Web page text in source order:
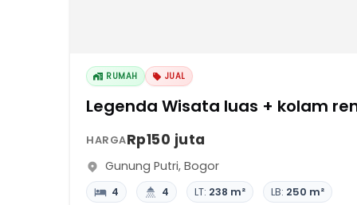
RUMAH JUAL
Legenda Wisata luas + kolam
HARGARp150 juta
Gunung Putri, Bogor
4 4 LT: 238 m² LB: 250 m²